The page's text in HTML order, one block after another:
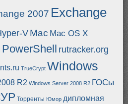
2007 Exchange
VMac Mac OS X
PowerShell rutracker.org
TrueCrypt Windows
R2 Windows Server 2008 R2 ГОСы
Торренты Юмор дипломная